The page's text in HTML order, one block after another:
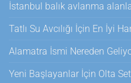
İstanbul balık avlanma
Tatlı Su Avcılığı İçin En İyi
Alamatra İsmi Nereden
Yeni Başlayanlar İçin Olta